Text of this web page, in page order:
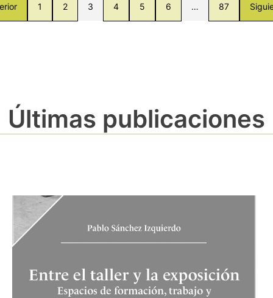
1 2 3 4 5 6 … 87
Últimas publicaciones